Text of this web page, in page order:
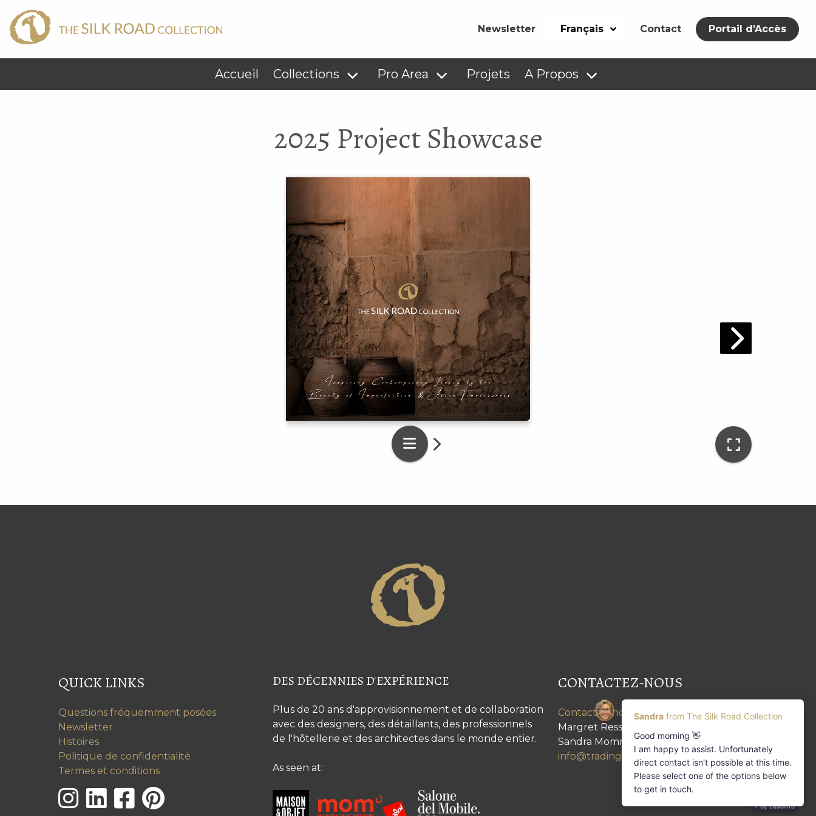
Newsletter Français Contact Portail d’Accès
Accueil Collections Pro Area Projets A Propos
2025 Project Showcase
QUICK LINKS
Questions fréquemment posées
Newsletter
Histoires
Politique de confidentialité
Termes et conditions
DES DÉCENNIES D'EXPÉRIENCE
Plus de 20 ans d'approvisionnement et de collaboration
avec des designers, des détaillants, des professionnels
de l'hôtellerie et des architectes dans le monde entier.
As seen at:
CONTACTEZ-NOUS
Contactez-nous
Margret Ressang:
Sandra Mommen:+32 (0)475 26 43 98
info@tradingpartners-silkroad.com